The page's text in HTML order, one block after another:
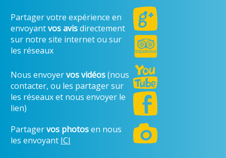
Partager votre expérience en
envoyantvos avisdirectement
sur notre site internet ou sur
les réseaux
Nous envoyervos vidéos(nous
contacter, ou les partager sur
les réseaux et nous envoyer le
lien)
Partagervos photosen nous
les envoyant ICI